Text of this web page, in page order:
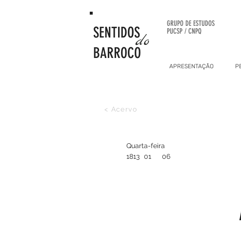
SENTIDOS
BARROCO
do
GRUPO DE ESTUDOS
PUCSP / CNPQ
APRESENTAÇÃO
< Acervo
Quarta-feira
1813 01 06